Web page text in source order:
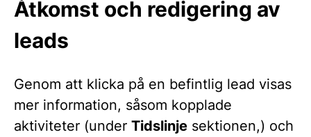
Åtkomst och redigering av
leads
Genom att klicka på en befintlig lead visas
mer information, såsom kopplade
aktiviteter (under Tidslinje sektionen,) och